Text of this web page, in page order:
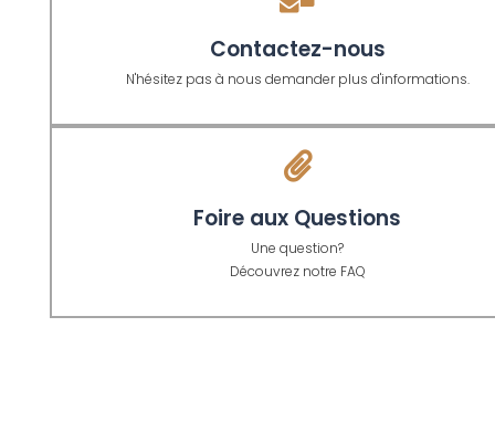
Contactez-nous
N'hésitez pas à nous demander plus d'informations.
Foire aux Questions
Une question?
Découvrez notre FAQ